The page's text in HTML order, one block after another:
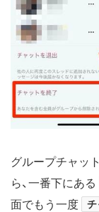
グループチャッ
ら、一番下にある
面でもう一度
チ